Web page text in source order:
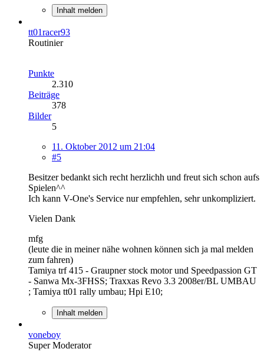
Inhalt melden
tt01racer93
Routinier
Punkte
2.310
Beiträge
378
Bilder
5
11. Oktober 2012 um 21:04
#5
Besitzer bedankt sich recht herzlichh und freut sich schon aufs
Spielen^^
Ich kann V-One's Service nur empfehlen, sehr unkompliziert.
Vielen Dank
mfg
(leute die in meiner nähe wohnen können sich ja mal melden
zum fahren)
Tamiya trf 415 - Graupner stock motor und Speedpassion GT
- Sanwa Mx-3FHSS; Traxxas Revo 3.3 2008er/BL UMBAU
; Tamiya tt01 rally umbau; Hpi E10;
Inhalt melden
voneboy
Super Moderator